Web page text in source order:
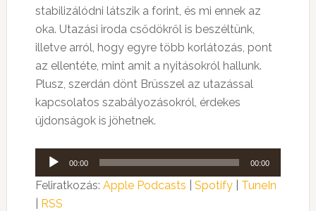
stabilizálódni látszik a forint, és mi ennek az
oka. Utazási iroda csődökről is beszéltünk,
illetve arról, hogy egyre több korlátozás, pont
az ellentéte, mint amit a nyitásokról hallunk.
Plusz, szerdán dönt Brüsszel az utazással
kapcsolatos szabályozásokról, érdekes
újdonságok is jöhetnek.
Audió
lejátszó
00:00 00:00
Feliratkozás: Apple Podcasts Spotify| TuneIn
RSS